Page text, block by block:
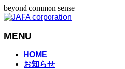
beyond common sense
MENU
HOME
お知らせ